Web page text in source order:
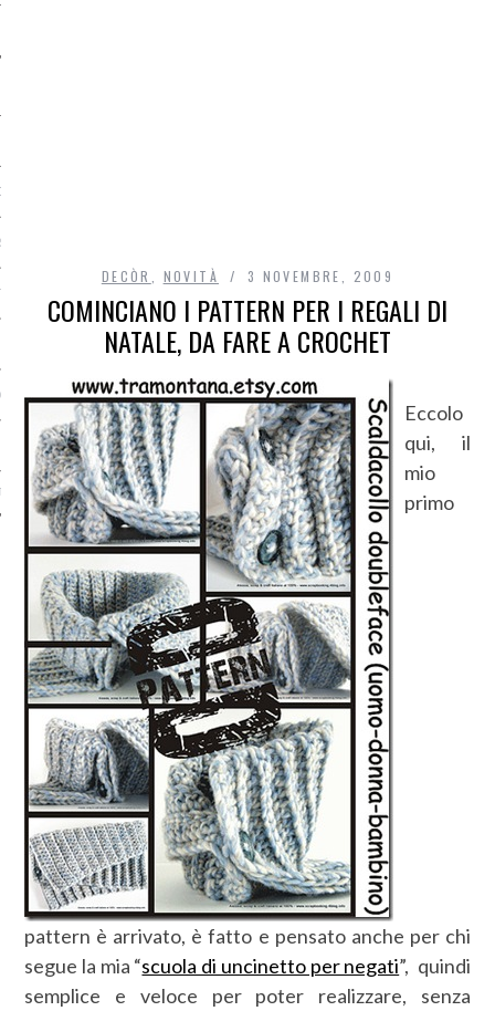
DI ACCESSO AI DATI
DECÒR NOVITÀ 3 NOVEMBRE, 2009
COMINCIANO I PATTERN PER I REGALI DI
NATALE, DA FARE A CROCHET
Eccolo
qui, il
mio
primo
pattern è arrivato, è fatto e pensato anche per chi
segue la mia “scuola di uncinetto per negati”, quindi
semplice e veloce per poter realizzare, senza